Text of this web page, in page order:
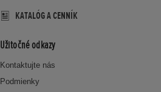
KATALÓG A CENNÍK
Užitočné odkazy
Kontaktujte nás
Podmienky